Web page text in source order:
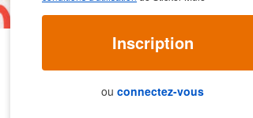
Inscription
ou connectez-vous